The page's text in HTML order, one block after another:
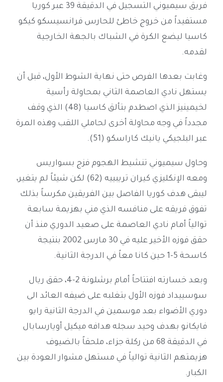
فريق سيميوني التسجيل في الدقيقة 39 عبر كوريا
مستفيداً من خروج خاطئ للحارس فرانسيسكو كيكو
كاسيا ليضع الكرة في الشباك بالجهة الخارجية
لقدمه.
وغابت بعدها الفرص حتى نهاية الشوط الأول، قبل أن
يستهل نادي العاصمة الثاني بمحاولة رأسية
لخيمينيز الذي اصطدم بتألق كاسيا (48) الذي وقف
مجدداً في وجه محاولة أخرى لحاملي اللقب وهذه المرة
عبر البلجيكي يانيك كاراسكو (51).
وحاول سيميوني تنشيط الهجوم فزج بسواريس
ومعه الإنكليزي كيران تريبييه (62) لكن شيئاً لم يتغير،
ليبقى هدف كوريا الفاصل بين الفريقين مكرساً بذلك
تفوق فريقه على منافسه الذي مني بهزيمة سابعة
توالياً أمام نادي العاصمة على صعيد الدوري منذ أن
حقق فوزه الأخير عليه في 30 مارس 2002 بنتيجة
كاسحة 5-1 حين كانا معاً في الدرجة الثانية.
وبعد خسارته افتتاحاً أمام برشلونة 2-4، حقق ريال
سوسييداد فوزه الأول بتغلبه على ضيفه العائد الى
دوري الأضواء بعد موسمين في الدرجة الثانية رايو
فايكانو بهدف وحيد سجله هدافه ميكيل أويارسابال
في الدقيقة 68 من ركلة جزاء، ملحقاً بالضيوف
هزيمتهم الثانية توالياً في مستهل مشوار العودة بين
الكبار.